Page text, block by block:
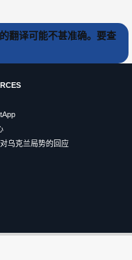
翻译可能不甚准确。要查
乌克兰局势的回应